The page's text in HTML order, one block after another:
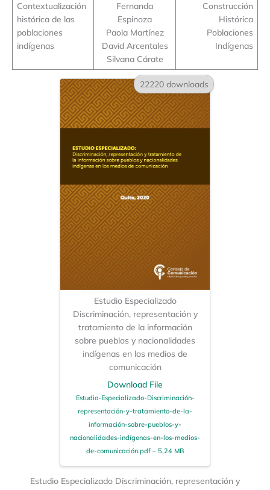
Contextualización
histórica de las
poblaciones
indígenas
Fernanda
Espinoza
Paola Martínez
David Arcentales
Silvana Cárate
Construcción
Histórica
Poblaciones
Indígenas
22220 downloads
Estudio Especializado
Discriminación, representación y
tratamiento de la información
sobre pueblos y nacionalidades
indígenas en los medios de
comunicación
Download File
Estudio-Especializado-Discriminación-
representación-y-tratamiento-de-la-
información-sobre-pueblos-y-
nacionalidades-indígenas-en-los-medios-
de-comunicación.pdf – 5,24 MB
Estudio Especializado Discriminación, representación y